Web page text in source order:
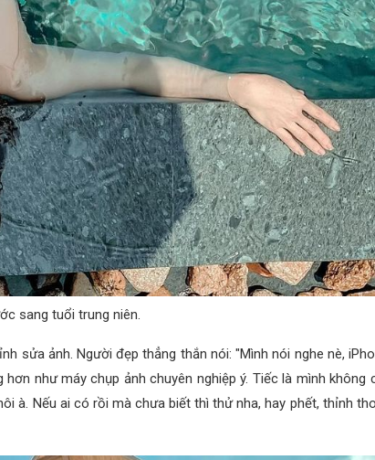
sang tuổi trung niên.
sửa ảnh. Người đẹp thẳng thắn nói: "Mình nói nghe nè,
như máy chụp ảnh chuyên nghiệp ý. Tiếc là mình không
à. Nếu ai có rồi mà chưa biết thì thử nha, hay phết, thỉnh